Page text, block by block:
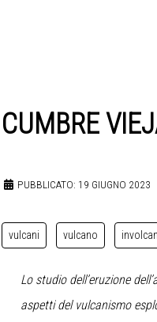
CUMBRE
PUBBLICATO: 19 GIUGNO 2023
vulcani vulcano involcan
Lo studio dell’eruzione
aspetti del vulcanismo